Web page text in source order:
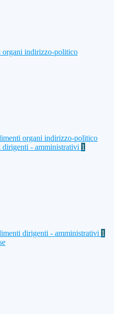
organi indirizzo-politico
organi indirizzo-politico
dirigenti - amministrativi 1
dirigenti - amministrativi 1